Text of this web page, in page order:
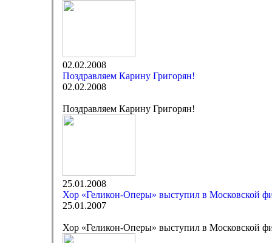
02.02.2008
Поздравляем Карину Григорян!
02.02.2008
Поздравляем Карину Григорян!
25.01.2008
Хор «Геликон-Оперы» выступил в Московской
25.01.2007
Хор «Геликон-Оперы» выступил в Московской